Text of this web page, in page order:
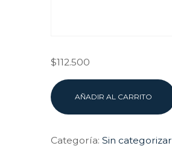
$112.500
Analítica
Predictiva,
Growth
y
AÑADIR AL CARRITO
Categoría: Sin categorizar